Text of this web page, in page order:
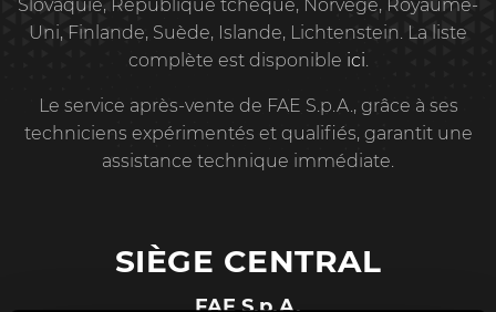
Slovaquie, République tchèque, Norvège, Royaume-
Uni, Finlande, Suède, Islande, Lichtenstein. La liste
complète est disponible ici
Le service après-vente de FAE S.p.A., grâce à ses
techniciens expérimentés et qualifiés, garantit une
assistance technique immédiate.
SIÈGE CENTRAL
FAE S.p.A.